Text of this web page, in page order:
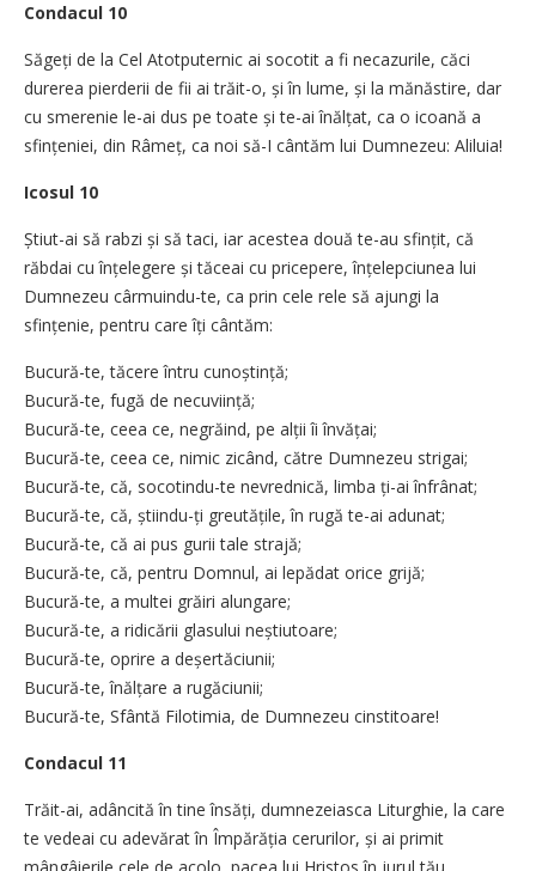
Condacul 10
Săgeți de la Cel Atotputernic ai socotit a fi necazurile, căci
durerea pierderii de fii ai trăit-o, și în lume, și la mănăstire, dar
cu smerenie le-ai dus pe toate și te-ai înălțat, ca o icoană a
sfințeniei, din Râmeț, ca noi să-I cântăm lui Dumnezeu: Aliluia!
Icosul 10
Știut-ai să rabzi și să taci, iar acestea două te-au sfințit, că
răbdai cu înțelegere și tăceai cu pricepere, înțelepciunea lui
Dumnezeu cârmuindu-te, ca prin cele rele să ajungi la
sfințenie, pentru care îți cântăm:
Bucură-te, tăcere întru cunoștință;
Bucură-te, fugă de necuviință;
Bucură-te, ceea ce, negrăind, pe alții îi învățai;
Bucură-te, ceea ce, nimic zicând, către Dumnezeu strigai;
Bucură-te, că, socotindu-te nevrednică, limba ți-ai înfrânat;
Bucură-te, că, știindu-ți greutățile, în rugă te-ai adunat;
Bucură-te, că ai pus gurii tale strajă;
Bucură-te, că, pentru Domnul, ai lepădat orice grijă;
Bucură-te, a multei grăiri alungare;
Bucură-te, a ridicării glasului neștiutoare;
Bucură-te, oprire a deșertăciunii;
Bucură-te, înălțare a rugăciunii;
Bucură-te, Sfântă Filotimia, de Dumnezeu cinstitoare!
Condacul 11
Trăit-ai, adâncită în tine însăți, dumnezeiasca Liturghie, la care
te vedeai cu adevărat în Împărăția cerurilor, și ai primit